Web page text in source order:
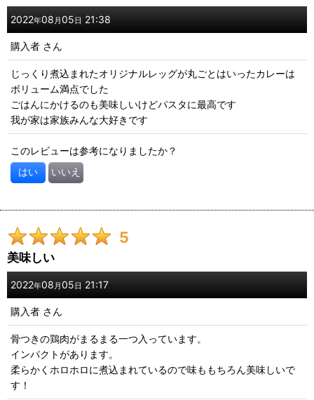
2022年08 月05日 21:38
購入者 さん
じっくり煮込まれたオリジナルレッグが丸ごとはいったカレーは
ボリューム満点でした
ごはんにかけるのも美味しいけどパスタに最高です
我が家は家族みんな大好きです
このレビューは参考になりましたか？
はい いいえ
5
美味しい
2022年08 月05日 21:17
購入者 さん
骨つきの鶏肉がまるまる一つ入っています。
インパクトがあります。
柔らかくホロホロに煮込まれているので味ももちろん美味しいで
す！